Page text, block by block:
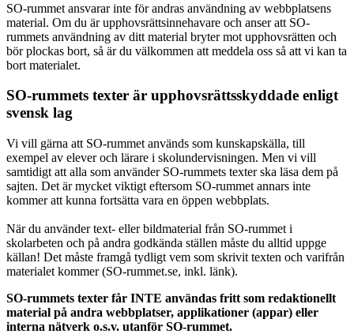
SO-rummet ansvarar inte för andras användning av webbplatsens
material. Om du är upphovsrättsinnehavare och anser att SO-
rummets användning av ditt material bryter mot upphovsrätten och
bör plockas bort, så är du välkommen att meddela oss så att vi kan ta
bort materialet.
SO-rummets texter är upphovsrättsskyddade enligt
svensk lag
Vi vill gärna att SO-rummet används som kunskapskälla, till
exempel av elever och lärare i skolundervisningen. Men vi vill
samtidigt att alla som använder SO-rummets texter ska läsa dem på
sajten. Det är mycket viktigt eftersom SO-rummet annars inte
kommer att kunna fortsätta vara en öppen webbplats.
När du använder text- eller bildmaterial från SO-rummet i
skolarbeten och på andra godkända ställen måste du alltid uppge
källan! Det måste framgå tydligt vem som skrivit texten och varifrån
materialet kommer (SO-rummet.se, inkl. länk).
SO-rummets texter får INTE användas fritt som redaktionellt
material på andra webbplatser, applikationer (appar) eller
interna nätverk o.s.v. utanför SO-rummet.